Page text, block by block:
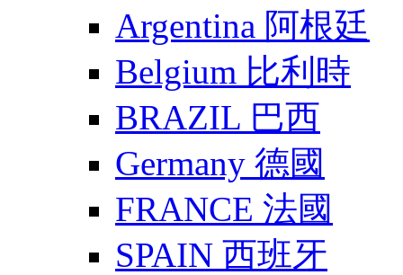
Argentina 阿根廷
Belgium 比利時
BRAZIL 巴西
Germany 德國
FRANCE 法國
SPAIN 西班牙